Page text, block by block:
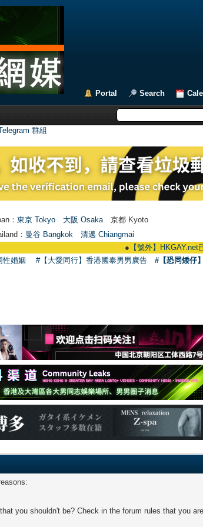
Portal Search
群組
： 東京 Tokyo 大阪 Osaka 京都 Kyoto
： 曼谷 Bangkok
清邁 Chiangmai
【號外】HKGAY.net已
性婚姻 #【大愛同行】香港國泰男男廣告 #【恐同矮仔
you shouldn't be? Check in the forum rules that you